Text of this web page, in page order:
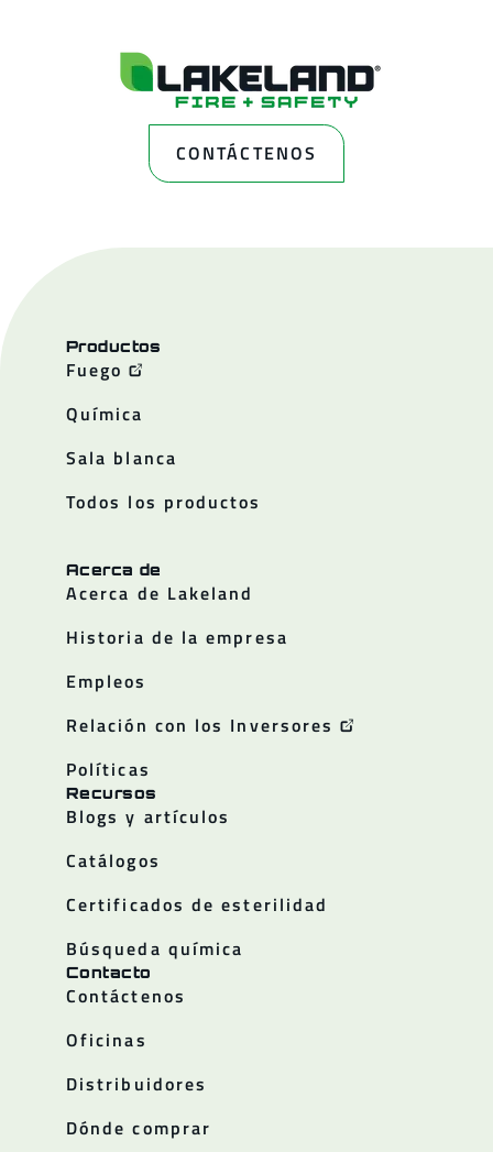
CONTÁCTENOS
Productos
Fuego
Química
Sala blanca
Todos los productos
Acerca de
Acerca de Lakeland
Historia de la empresa
Empleos
Relación con los Inversores
Políticas
Recursos
Blogs y artículos
Catálogos
Certificados de esterilidad
Búsqueda química
Contacto
Contáctenos
Oficinas
Distribuidores
Dónde comprar